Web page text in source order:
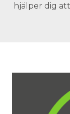
hjälper dig